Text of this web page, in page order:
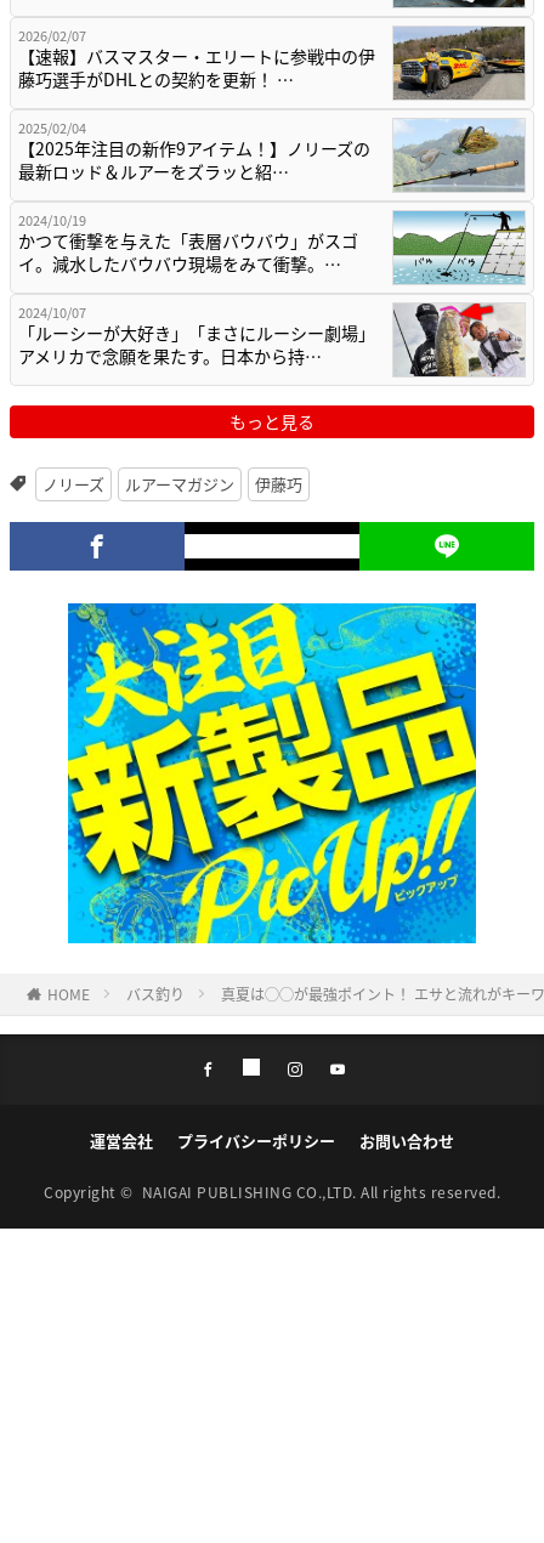
2026/02/07
【速報】バスマスター・エリートに参戦中の伊
藤巧選手がDHLとの契約を更新！ …
2025/02/04
【2025年注目の新作9アイテム！】ノリーズの
最新ロッド＆ルアーをズラッと紹…
2024/10/19
かつて衝撃を与えた「表層バウバウ」がスゴ
イ。減水したバウバウ現場をみて衝撃。…
2024/10/07
「ルーシーが大好き」「まさにルーシー劇場」
アメリカで念願を果たす。日本から持…
もっと見る
ノリーズ ルアーマガジン 伊藤巧
HOME バス釣り 真夏は◯◯が最強ポイント！ エサと流れがキー
運営会社 プライバシーポリシー お問い合わせ
Copyright © NAIGAI PUBLISHING CO.,LTD. All rights reserved.